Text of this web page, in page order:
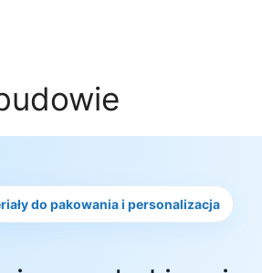
do pakowania i personalizacja